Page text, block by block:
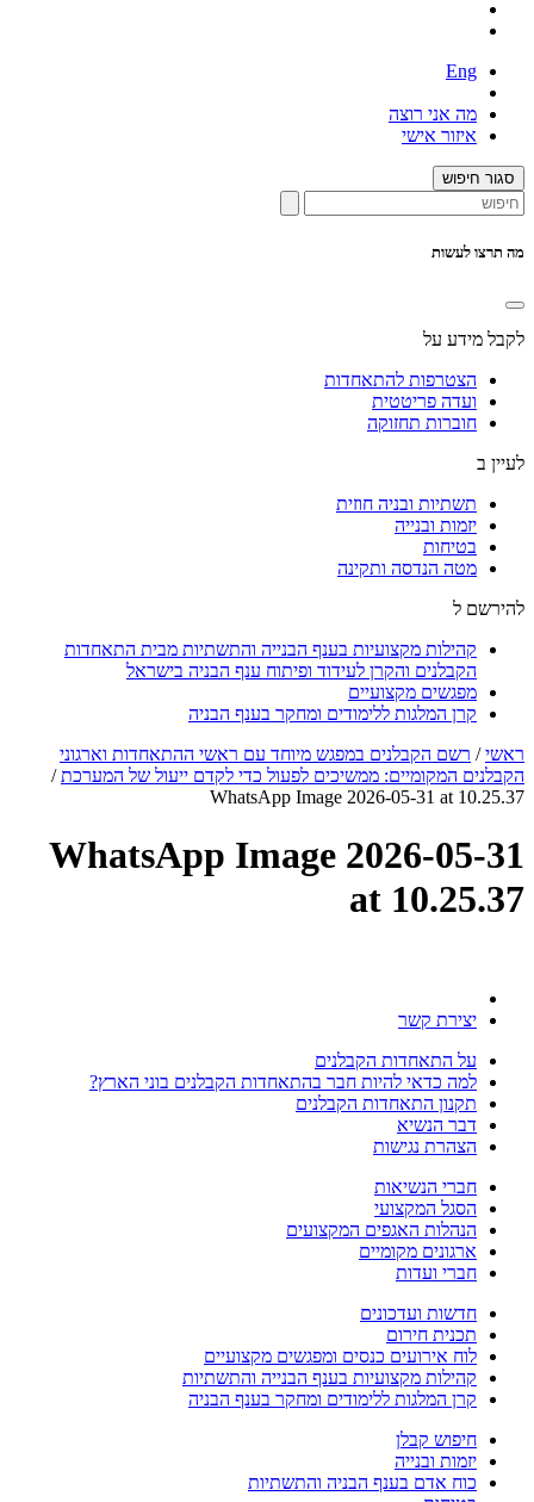
Eng
מה אני רוצה
איזור אישי
סגור חיפוש
מה תרצו לעשות
לקבל מידע על
הצטרפות להתאחדות
ועדה פריטטית
חוברות תחזוקה
לעיין ב
תשתיות ובניה חוזית
יזמות ובנייה
בטיחות
מטה הנדסה ותקינה
להירשם ל
קהילות מקצועיות בענף הבנייה והתשתיות מבית התאחדות
הקבלנים והקרן לעידוד ופיתוח ענף הבניה בישראל
מפגשים מקצועיים
קרן המלגות ללימודים ומחקר בענף הבניה
ראשי/ רשם הקבלנים במפגש מיוחד עם ראשי ההתאחדות וארגוני
הקבלנים המקומיים: ממשיכים לפעול כדי לקדם ייעול של המערכת/
WhatsApp Image 2026-05-31 at 10.25.37
WhatsApp Image 2026-05-31
at 10.25.37
יצירת קשר
על התאחדות הקבלנים
למה כדאי להיות חבר בהתאחדות הקבלנים בוני הארץ?
תקנון התאחדות הקבלנים
דבר הנשיא
הצהרת נגישות
חברי הנשיאות
הסגל המקצועי
הנהלות האגפים המקצועים
ארגונים מקומיים
חברי ועדות
חדשות ועדכונים
תכנית חירום
לוח אירועים כנסים ומפגשים מקצועיים
קהילות מקצועיות בענף הבנייה והתשתיות
קרן המלגות ללימודים ומחקר בענף הבניה
חיפוש קבלן
יזמות ובנייה
כוח אדם בענף הבניה והתשתיות